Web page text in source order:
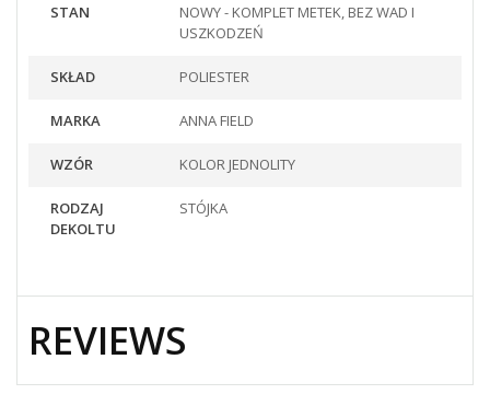
STAN
NOWY - KOMPLET METEK, BEZ WAD I
USZKODZEŃ
SKŁAD POLIESTER
MARKA ANNA FIELD
WZÓR KOLOR JEDNOLITY
RODZAJ
DEKOLTU
STÓJKA
REVIEWS